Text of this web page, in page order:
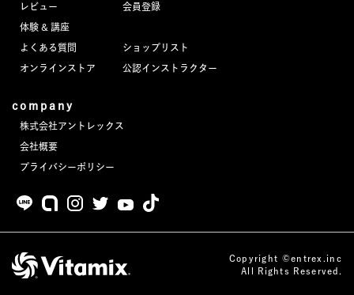
レビュー
体験 & 講座
よくある質問
オンラインストア
会員登録
ショップリスト
公認インストラクター
company
株式会社アントレックス
会社概要
プライバシーポリシー
Copyright ©entrex.inc
All Rights Reserved.